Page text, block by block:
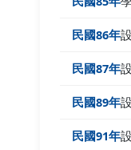
民國86年
民國87年
民國89年
民國91年